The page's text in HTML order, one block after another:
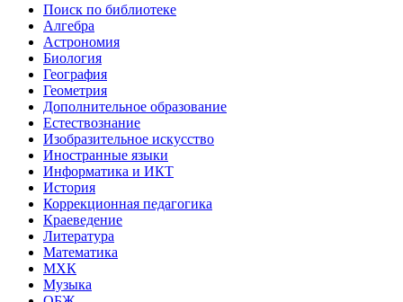
Поиск по библиотеке
Алгебра
Астрономия
Биология
География
Геометрия
Дополнительное образование
Естествознание
Изобразительное искусство
Иностранные языки
Информатика и ИКТ
История
Коррекционная педагогика
Краеведение
Литература
Математика
МХК
Музыка